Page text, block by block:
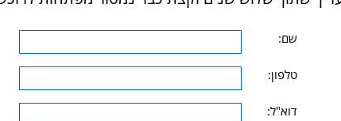
שם:
טלפון:
דוא"ל: